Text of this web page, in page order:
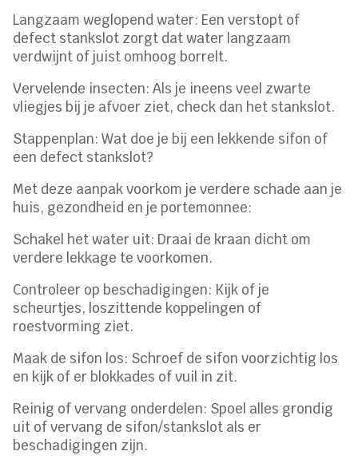
Langzaam weglopend water: Een verstopt of
defect stankslot zorgt dat water langzaam
verdwijnt of juist omhoog borrelt.
Vervelende insecten: Als je ineens veel zwarte
vliegjes bij je afvoer ziet, check dan het stankslot.
Stappenplan: Wat doe je bij een lekkende sifon of
een defect stankslot?
Met deze aanpak voorkom je verdere schade aan je
huis, gezondheid en je portemonnee:
Schakel het water uit: Draai de kraan dicht om
verdere lekkage te voorkomen.
Controleer op beschadigingen: Kijk of je
scheurtjes, loszittende koppelingen of
roestvorming ziet.
Maak de sifon los: Schroef de sifon voorzichtig los
en kijk of er blokkades of vuil in zit.
Reinig of vervang onderdelen: Spoel alles grondig
uit of vervang de sifon/stankslot als er
beschadigingen zijn.